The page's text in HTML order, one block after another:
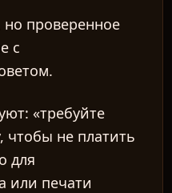
проверенное
с
«требуйте
чтобы не платить
для
или печати